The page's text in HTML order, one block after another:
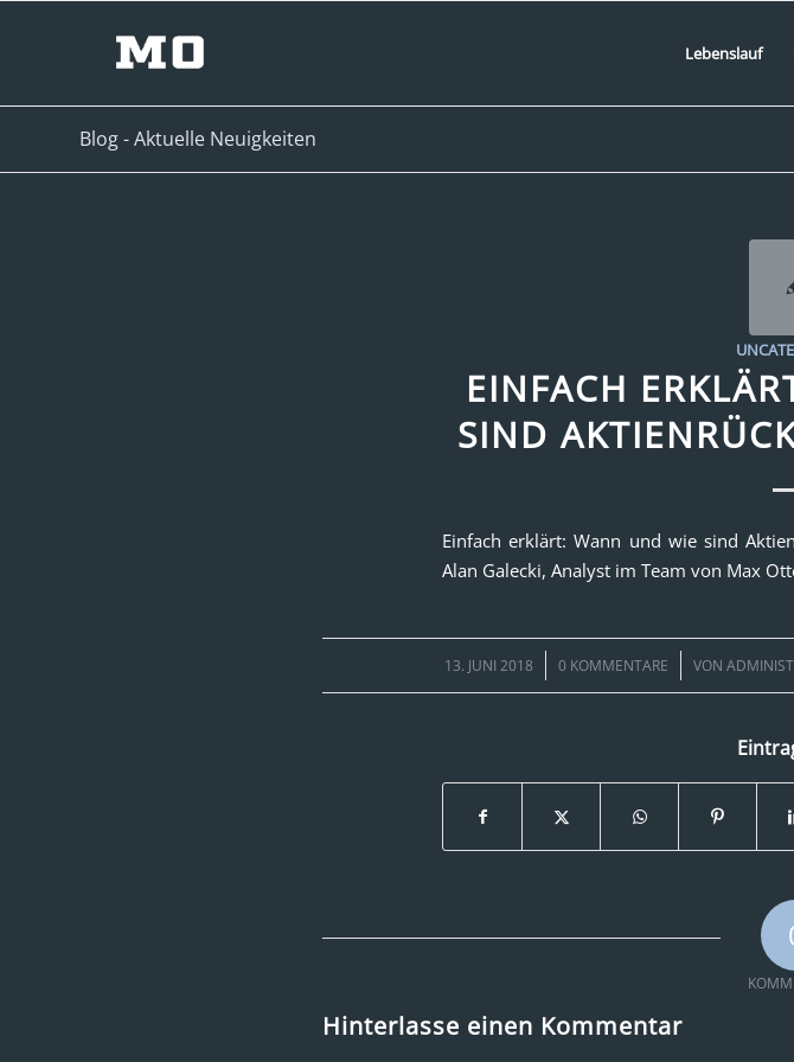
Lebenslauf
Blog - Aktuelle Neuigkeiten
EINFACH
SIND
Einfach erklärt: Wann und wie sind
Alan Galecki, Analyst im Team von Max
13. JUNI 2018
/ 0 KOMMENTARE
/ VON
Hinterlasse einen Kommentar